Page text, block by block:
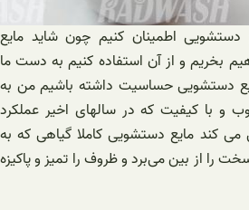
دستشویی اطمینان کنیم چون شاید مایع
بخریم و از آن استفاده کنیم به دست ما
دستشویی حساسیت داشته باشیم من به
با کیفیت که در سالهای اخیر عملکرد
کند مایع دستشویی کاملا گیاهی که به
را از بین می‌برد و ظروف را تمیز و پاکیزه